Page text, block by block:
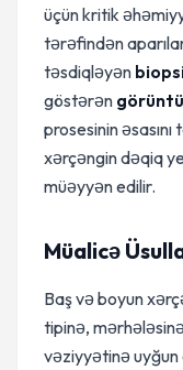
üçün kritik
tərəfindən
təsdiqləyən
göstərən
prosesinin
xərçəngin dəqiq
müəyyən edilir.
Müalicə
Baş və boyun
tipinə,
vəziyyətinə